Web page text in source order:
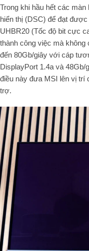
Trong khi hầu hết các
hiển thị (DSC) để đạt
UHBR20 (Tốc độ bit cực
thành công việc mà
đến 80Gb/giây với cáp
DisplayPort 1.4a và
điều này đưa MSI lên vị trí
trợ.